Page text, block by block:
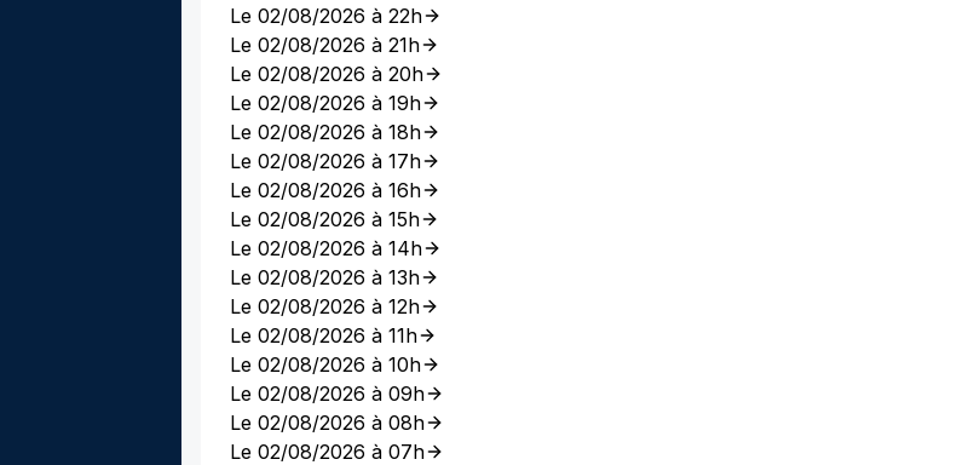
Le 02/08/2026 à 22h
Le 02/08/2026 à 21h
Le 02/08/2026 à 20h
Le 02/08/2026 à 19h
Le 02/08/2026 à 18h
Le 02/08/2026 à 17h
Le 02/08/2026 à 16h
Le 02/08/2026 à 15h
Le 02/08/2026 à 14h
Le 02/08/2026 à 13h
Le 02/08/2026 à 12h
Le 02/08/2026 à 11h
Le 02/08/2026 à 10h
Le 02/08/2026 à 09h
Le 02/08/2026 à 08h
Le 02/08/2026 à 07h